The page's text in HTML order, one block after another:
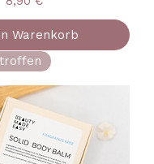
Warenkorb